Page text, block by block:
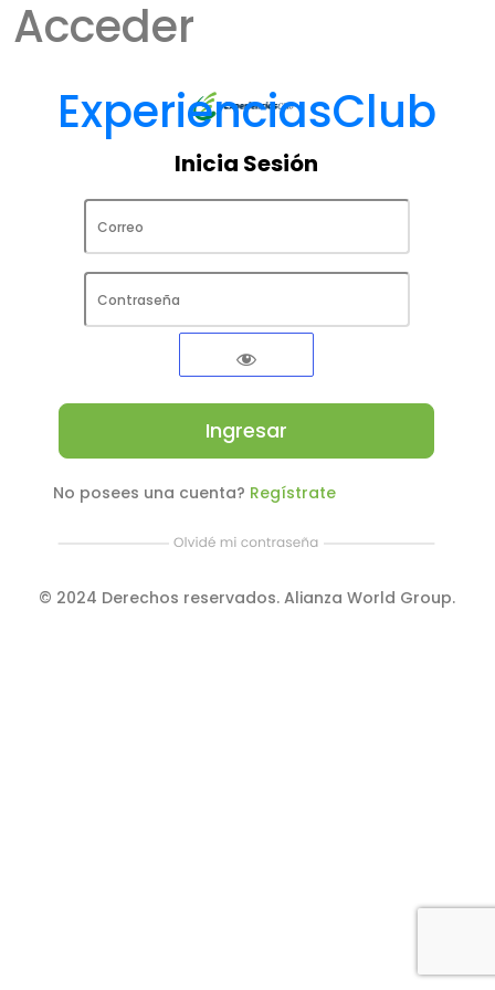
Acceder
ExperienciasClub
Inicia Sesión
No posees una cuenta? Regístrate
© 2024 Derechos reservados. Alianza World Group.